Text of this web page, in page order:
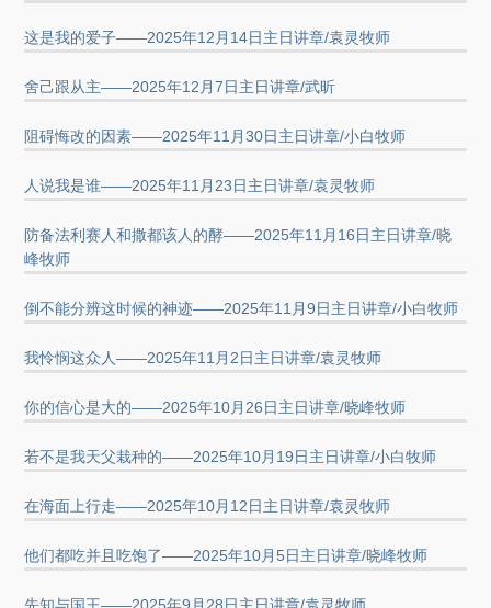
这是我的爱子——2025年12月14日主日讲章/袁灵牧师
舍己跟从主——2025年12月7日主日讲章/武昕
阻碍悔改的因素——2025年11月30日主日讲章/小白牧师
人说我是谁——2025年11月23日主日讲章/袁灵牧师
防备法利赛人和撒都该人的酵——2025年11月16日主日讲章/晓
峰牧师
倒不能分辨这时候的神迹——2025年11月9日主日讲章/小白牧师
我怜悯这众人——2025年11月2日主日讲章/袁灵牧师
你的信心是大的——2025年10月26日主日讲章/晓峰牧师
若不是我天父栽种的——2025年10月19日主日讲章/小白牧师
在海面上行走——2025年10月12日主日讲章/袁灵牧师
他们都吃并且吃饱了——2025年10月5日主日讲章/晓峰牧师